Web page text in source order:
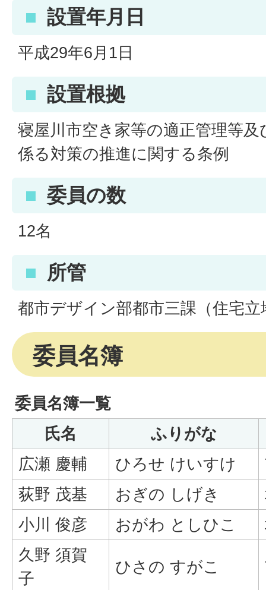
設置年月日
平成29年6月1日
設置根拠
寝屋川市空き家等の適正管理等
係る対策の推進に関する条例
委員の数
12名
所管
都市デザイン部都市三課（住宅立
委員名簿
委員名簿一覧
氏名
ふりがな
広瀬 慶輔
ひろせ けいすけ
荻野 茂基
おぎの しげき
小川 俊彦
おがわ としひこ
久野 須賀
子
ひさの すがこ